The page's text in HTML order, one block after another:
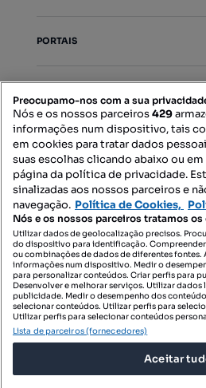
PORTAIS
Contacte-nos
SIGA-NOS:
© 2026 Imovirtual.com,
Preocupamo-nos com a sua
Nós e os nossos parceiros429
informações num dispositivo, tais
em cookies para tratar dados
suas escolhas clicando abaixo ou
página da política de privacidade.
sinalizadas aos nossos parceiros e
navegação. Política de Cookies,
Nós e os nossos parceiros tratamos
Utilizar dados de geolocalização precisos.
do dispositivo para identificação.
ou combinações de dados de diferentes fontes.
informações num dispositivo. Medir o
para personalizar conteúdos. Criar perfis para
Desenvolver e melhorar serviços. Utilizar
publicidade. Medir o desempenho dos
selecionar conteúdos. Utilizar perfis para
Utilizar perfis para selecionar conteúdos
Lista de parceiros (fornecedores)
Aceitar